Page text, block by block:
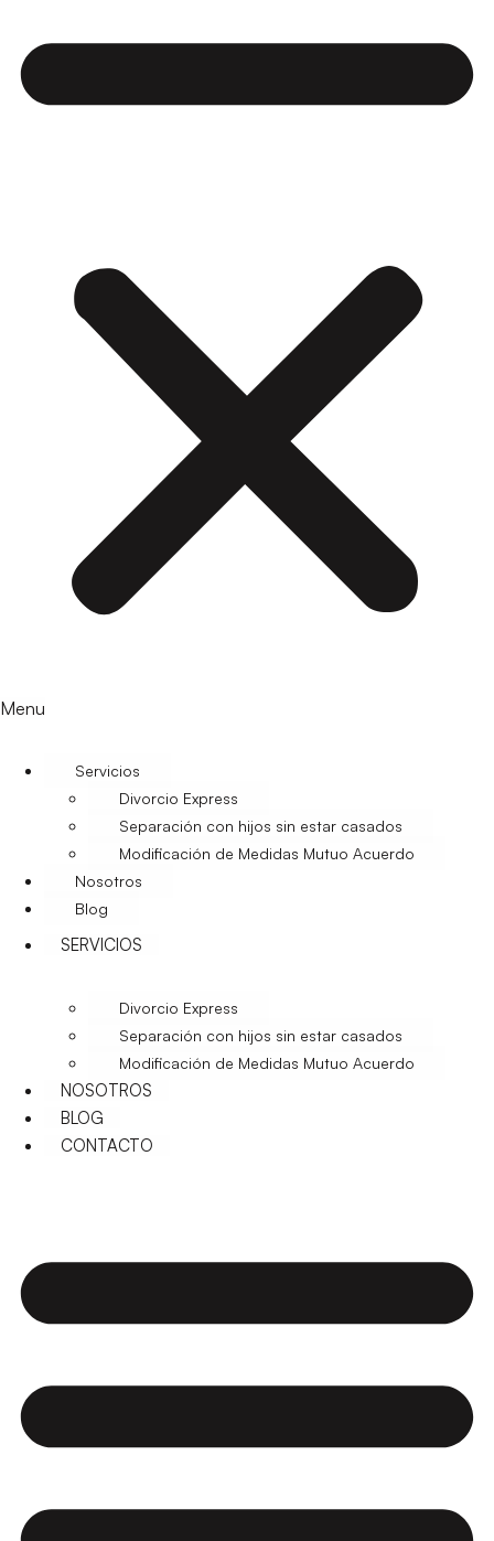
Menu
Servicios
Divorcio Express
Separación con hijos sin estar casados
Modificación de Medidas Mutuo Acuerdo
Nosotros
Blog
SERVICIOS
Divorcio Express
Separación con hijos sin estar casados
Modificación de Medidas Mutuo Acuerdo
NOSOTROS
BLOG
CONTACTO